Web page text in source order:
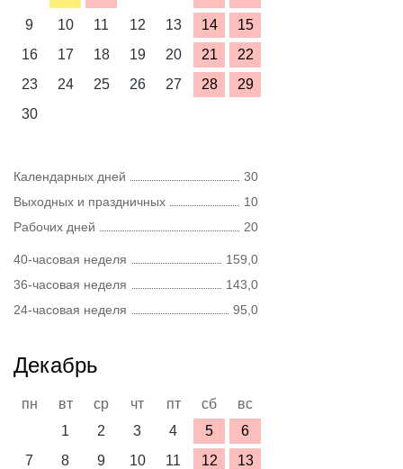
9
10 11 12 13 14
15
16
17 18 19 20 21
22
23
24 25 26 27 28
29
30
Календарных дней
30
Выходных и праздничных
10
Рабочих дней
20
40-часовая неделя
159,0
36-часовая неделя
143,0
24-часовая неделя
95,0
Декабрь
пн вт ср чт пт сб
вс
1
2 3 4 5
6
7
8 9 10 11 12
13